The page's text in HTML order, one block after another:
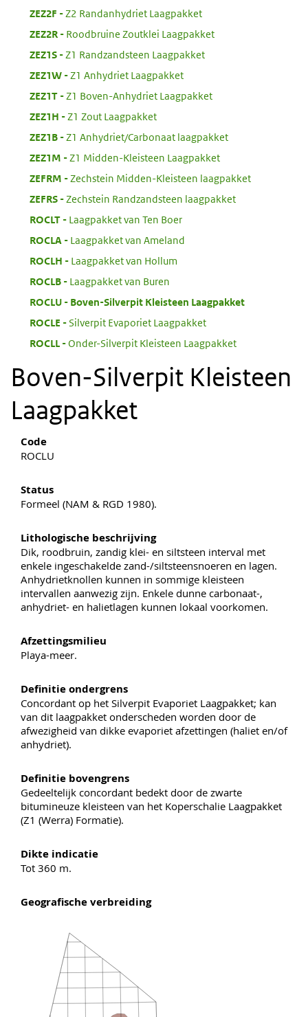
ZEZ2F
Z2 Randanhydriet Laagpakket
ZEZ2R:
Roodbruine Zoutklei Laagpakket
ZEZ1S:
Z1 Randzandsteen Laagpakket
ZEZ1W:
Z1 Anhydriet Laagpakket
ZEZ1T:
Z1 Boven-Anhydriet Laagpakket
ZEZ1H
Z1 Zout Laagpakket
ZEZ1B:
Z1 Anhydriet/Carbonaat laagpakket
ZEZ1M
Z1 Midden-Kleisteen Laagpakket
ZEFRM
Zechstein Midden-Kleisteen laagpakket
ZEFRS:
Zechstein Randzandsteen laagpakket
ROCLT:
Laagpakket van Ten Boer
ROCLA
Laagpakket van Ameland
ROCLH
Laagpakket van Hollum
ROCLB:
Laagpakket van Buren
ROCLU:
Boven-Silverpit Kleisteen Laagpakket
ROCLE
Silverpit Evaporiet Laagpakket
ROCLL
Onder-Silverpit Kleisteen Laagpakket
Boven-Silverpit Kleisteen
Laagpakket
Code
ROCLU
Status
Formeel (NAM & RGD 1980).
Lithologische beschrijving
Dik, roodbruin, zandig klei- en siltsteen interval met
enkele ingeschakelde zand-/siltsteensnoeren en lagen.
Anhydrietknollen kunnen in sommige kleisteen
intervallen aanwezig zijn. Enkele dunne carbonaat-,
anhydriet- en halietlagen kunnen lokaal voorkomen.
Afzettingsmilieu
Playa-meer.
Definitie ondergrens
Concordant op het Silverpit Evaporiet Laagpakket; kan
van dit laagpakket onderscheden worden door de
afwezigheid van dikke evaporiet afzettingen (haliet en/of
anhydriet).
Definitie bovengrens
Gedeeltelijk concordant bedekt door de zwarte
bitumineuze kleisteen van het Koperschalie Laagpakket
(Z1 (Werra) Formatie).
Dikte indicatie
Tot 360 m.
Geografische verbreiding